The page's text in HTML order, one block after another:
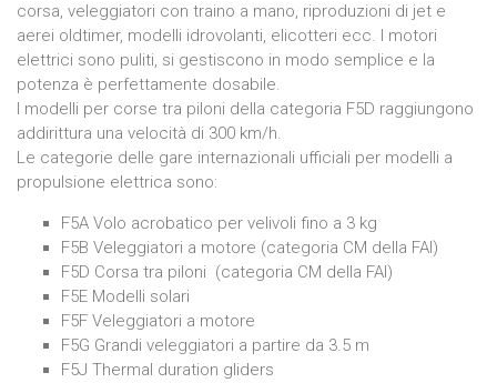
corsa, veleggiatori con traino a mano, riproduzioni di jet e
aerei oldtimer, modelli idrovolanti, elicotteri ecc. I motori
elettrici sono puliti, si gestiscono in modo semplice e la
potenza è perfettamente dosabile.
I modelli per corse tra piloni della categoria F5D raggiungono
addirittura una velocità di 300 km/h.
Le categorie delle gare internazionali ufficiali per modelli a
propulsione elettrica sono:
F5A Volo acrobatico per velivoli fino a 3 kg
F5B Veleggiatori a motore (categoria CM della FAI)
F5D Corsa tra piloni (categoria CM della FAI)
F5E Modelli solari
F5F Veleggiatori a motore
F5G Grandi veleggiatori a partire da 3.5 m
F5J Thermal duration gliders